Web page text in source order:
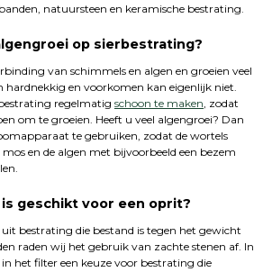
natuursteen en keramische bestrating.
op sierbestrating?
van schimmels en algen en groeien veel
hardnekkig en voorkomen kan eigenlijk niet.
regelmatig schoon te maken , zodat
om te groeien. Heeft u veel algengroei? Dan
te gebruiken, zodat de wortels
en de algen met bijvoorbeeld een bezem
geschikt voor een oprit?
bestrating die bestand is tegen het gewicht
raden wij het gebruik van zachte stenen af. In
het filter een keuze voor bestrating die